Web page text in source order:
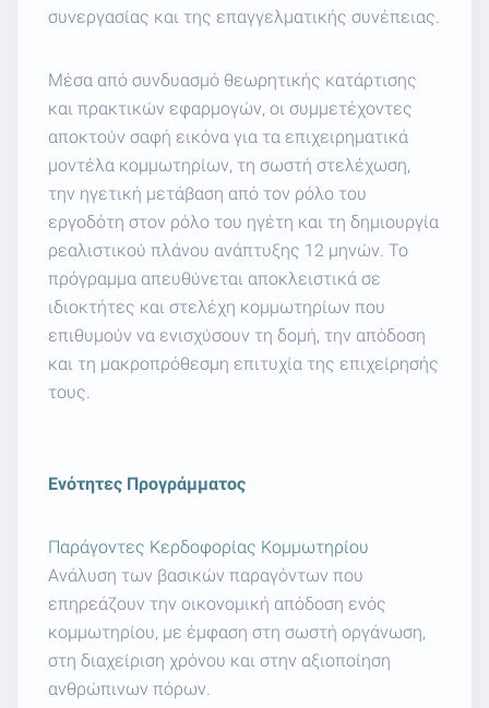
συνεργασίας και της επαγγελματικής συνέπειας.
Μέσα από συνδυασμό θεωρητικής κατάρτισης
και πρακτικών εφαρμογών, οι συμμετέχοντες
αποκτούν σαφή εικόνα για τα επιχειρηματικά
μοντέλα κομμωτηρίων, τη σωστή στελέχωση,
την ηγετική μετάβαση από τον ρόλο του
εργοδότη στον ρόλο του ηγέτη και τη δημιουργία
ρεαλιστικού πλάνου ανάπτυξης 12 μηνών. Το
πρόγραμμα απευθύνεται αποκλειστικά σε
ιδιοκτήτες και στελέχη κομμωτηρίων που
επιθυμούν να ενισχύσουν τη δομή, την απόδοση
και τη μακροπρόθεσμη επιτυχία της επιχείρησής
τους.
Ενότητες Προγράμματος
Παράγοντες Κερδοφορίας Κομμωτηρίου
Ανάλυση των βασικών παραγόντων που
επηρεάζουν την οικονομική απόδοση ενός
κομμωτηρίου, με έμφαση στη σωστή οργάνωση,
στη διαχείριση χρόνου και στην αξιοποίηση
ανθρώπινων πόρων.